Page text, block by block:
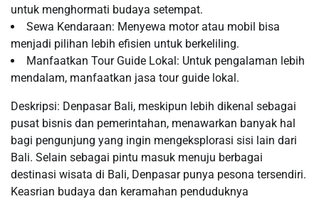
untuk menghormati budaya setempat.
Sewa Kendaraan: Menyewa motor atau mobil bisa
menjadi pilihan lebih efisien untuk berkeliling.
Manfaatkan Tour Guide Lokal: Untuk pengalaman lebih
mendalam, manfaatkan jasa tour guide lokal.
Deskripsi: Denpasar Bali, meskipun lebih dikenal sebagai
pusat bisnis dan pemerintahan, menawarkan banyak hal
bagi pengunjung yang ingin mengeksplorasi sisi lain dari
Bali. Selain sebagai pintu masuk menuju berbagai
destinasi wisata di Bali, Denpasar punya pesona tersendiri.
Keasrian budaya dan keramahan penduduknya